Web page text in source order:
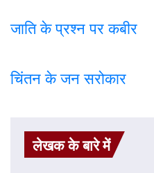
जाति के प्रश्न पर कबीर
चिंतन के जन सरोकार
लेखक के बारे में